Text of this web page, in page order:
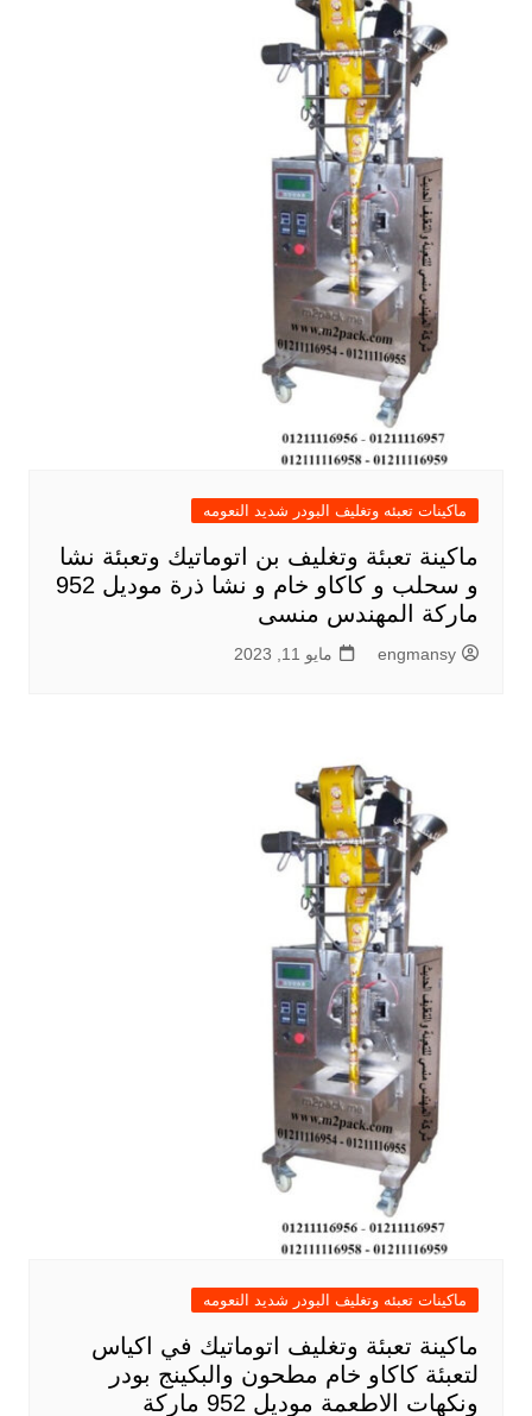
ماكينات تعبئه وتغليف البودر شديد النعومه
ماكينة تعبئة وتغليف بن اتوماتيك وتعبئة نشا
و سحلب و كاكاو خام و نشا ذرة موديل 952
ماركة المهندس منسى
engmansy مايو 11, 2023
ماكينات تعبئه وتغليف البودر شديد النعومه
ماكينة تعبئة وتغليف اتوماتيك في اكياس
لتعبئة كاكاو خام مطحون والبكينج بودر
ونكهات الاطعمة موديل 952 ماركة